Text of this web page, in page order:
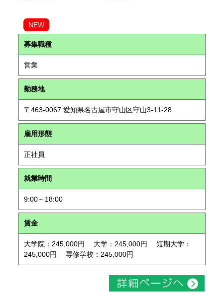
NEW
募集職種
営業
勤務地
〒463-0067 愛知県名古屋市守山区守山3-11-28
雇用形態
正社員
就業時間
9:00～18:00
賃金
大学院：245,000円 大学：245,000円 短期大学：
245,000円 専修学校：245,000円